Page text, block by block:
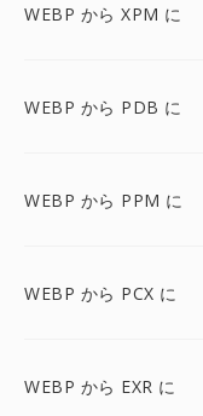
WEBP から XPM に
WEBP から PDB に
WEBP から PPM に
WEBP から PCX に
WEBP から EXR に